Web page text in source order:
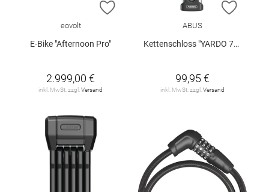
ZUR WUNSCHLISTE HINZUFÜGEN
eovolt
E-Bike "Afternoon Pro"
2.999,00 €
inkl. MwSt. zzgl.Versand
ZUR
ABUS
Kettenschloss "YARDO 7807F/85"
99,95 €
inkl. MwSt. zzgl.Versand